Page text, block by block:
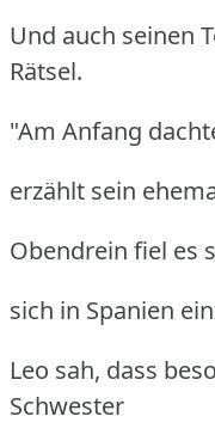
Und auch seinen
Rätsel.
"Am Anfang
erzählt sein
Obendrein fiel es
sich in Spanien
Leo sah, dass
Schwester